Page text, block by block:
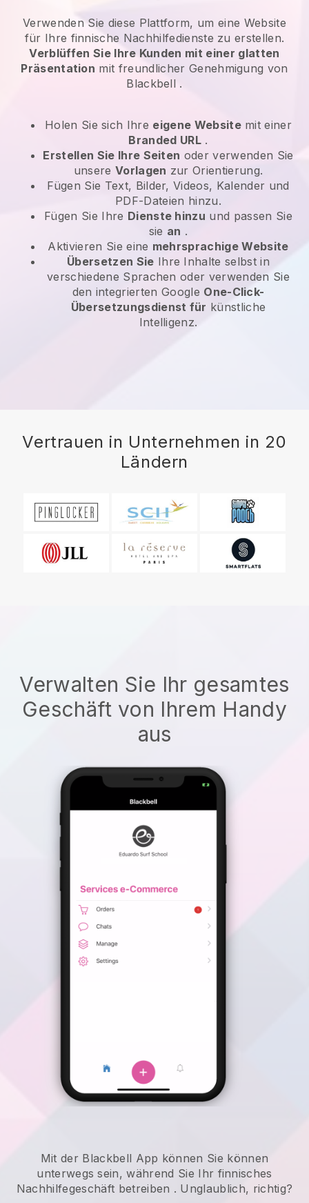
Verwenden Sie diese Plattform, um eine Website
für Ihre finnische Nachhilfedienste zu erstellen.
Verblüffen Sie Ihre Kunden mit einer glatten
Präsentation mit freundlicher Genehmigung von
Blackbell .
Holen Sie sich Ihre eigene Websitemit einer
Branded URL.
Erstellen Sie Ihre Seiten oder verwenden Sie
unsere Vorlagen zur Orientierung.
Fügen Sie Text, Bilder, Videos, Kalender und
PDF-Dateien hinzu.
Fügen Sie Ihre Dienste hinzu und passen Sie
sie an .
Aktivieren Sie eine mehrsprachige Website
Übersetzen Sie Ihre Inhalte selbst in
verschiedene Sprachen oder verwenden Sie
den integrierten Google One-Click-
Übersetzungsdienst für künstliche
Intelligenz.
Vertrauen in Unternehmen in 20
Ländern
Verwalten Sie Ihr gesamtes
Geschäft von Ihrem Handy
aus
Mit der Blackbell App können Sie können
unterwegs sein, während Sie Ihr finnisches
Nachhilfegeschäft betreiben . Unglaublich, richtig?